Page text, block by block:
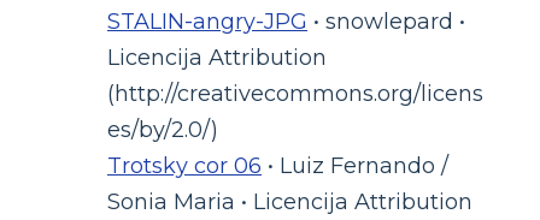
STALIN-angry-JPG • snowlepard •
Licencija Attribution
(http://creativecommons.org/licens
es/by/2.0/)
Trotsky cor 06 • Luiz Fernando /
Sonia Maria • Licencija Attribution